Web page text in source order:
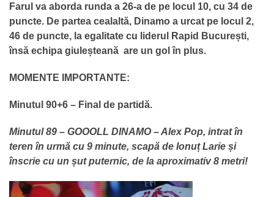
Farul va aborda runda a 26-a de pe locul 10, cu 34 de
puncte. De partea cealaltă, Dinamo a urcat pe locul 2,
46 de puncte, la egalitate cu liderul Rapid București,
însă echipa giuleșteană are un gol în plus.
MOMENTE IMPORTANTE:
Minutul 90+6 – Final de partidă.
Minutul 89 – GOOOLL DINAMO – Alex Pop, intrat în
teren în urmă cu 9 minute, scapă de Ionuț Larie și
înscrie cu un șut puternic, de la aproximativ 8 metri!